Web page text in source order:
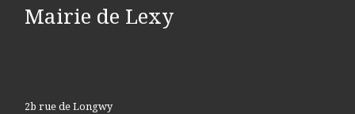
Mairie de Lexy
2b rue de Longwy